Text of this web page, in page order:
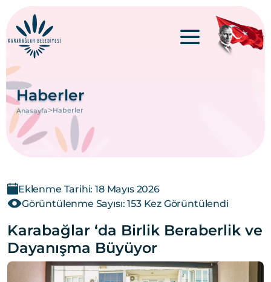
Haberler
Anasayfa>Haberler
Eklenme Tarihi: 18 Mayıs 2026
Görüntülenme Sayısı: 153 Kez Görüntülendi
Karabağlar ‘da Birlik Beraberlik ve
Dayanışma Büyüyor